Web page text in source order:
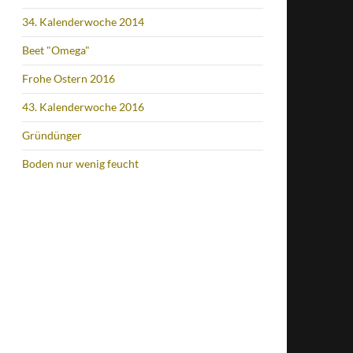
34. Kalenderwoche 2014
Beet "Omega"
Frohe Ostern 2016
43. Kalenderwoche 2016
Gründünger
Boden nur wenig feucht